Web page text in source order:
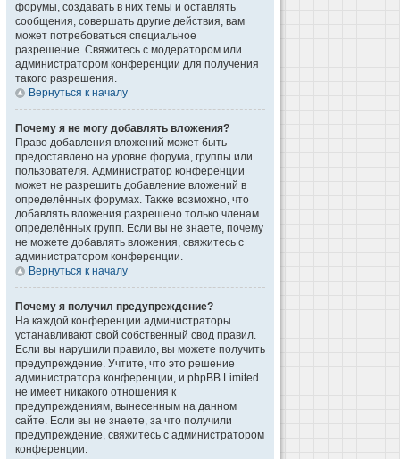
форумы, создавать в них темы и оставлять
сообщения, совершать другие действия, вам
может потребоваться специальное
разрешение. Свяжитесь с модератором или
администратором конференции для получения
такого разрешения.
Вернуться к началу
Почему я не могу добавлять вложения?
Право добавления вложений может быть
предоставлено на уровне форума, группы или
пользователя. Администратор конференции
может не разрешить добавление вложений в
определённых форумах. Также возможно, что
добавлять вложения разрешено только членам
определённых групп. Если вы не знаете, почему
не можете добавлять вложения, свяжитесь с
администратором конференции.
Вернуться к началу
Почему я получил предупреждение?
На каждой конференции администраторы
устанавливают свой собственный свод правил.
Если вы нарушили правило, вы можете получить
предупреждение. Учтите, что это решение
администратора конференции, и phpBB Limited
не имеет никакого отношения к
предупреждениям, вынесенным на данном
сайте. Если вы не знаете, за что получили
предупреждение, свяжитесь с администратором
конференции.